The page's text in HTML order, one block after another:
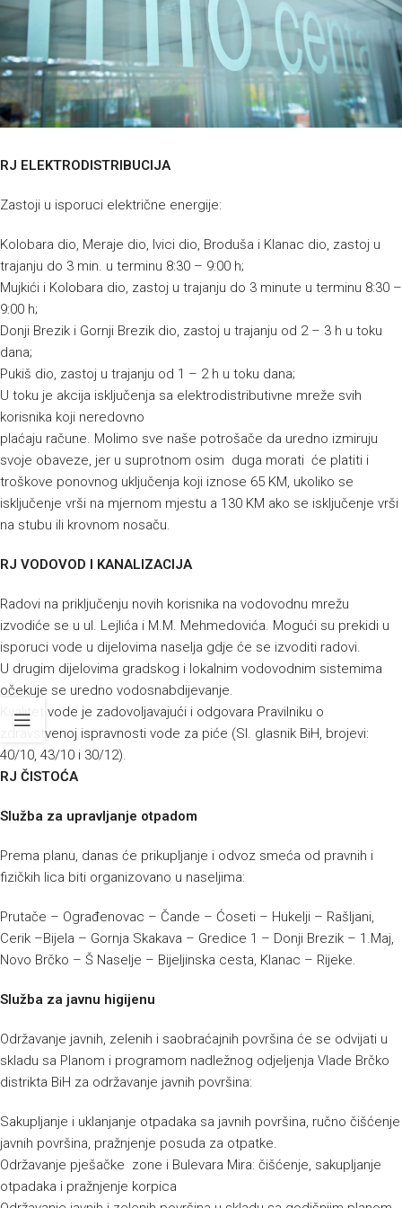
RJ ELEKTRODISTRIBUCIJA
Zastoji u isporuci električne energije:
Kolobara dio, Meraje dio, Ivici dio, Broduša i Klanac dio, zastoj u
trajanju do 3 min. u terminu 8:30 – 9:00 h;
Mujkići i Kolobara dio, zastoj u trajanju do 3 minute u terminu 8:30 –
9:00 h;
Donji Brezik i Gornji Brezik dio, zastoj u trajanju od 2 – 3 h u toku
dana;
Pukiš dio, zastoj u trajanju od 1 – 2 h u toku dana;
U toku je akcija isključenja sa elektrodistributivne mreže svih
korisnika koji neredovno
plaćaju račune. Molimo sve naše potrošače da uredno izmiruju
svoje obaveze, jer u suprotnom osim duga morati će platiti i
troškove ponovnog uključenja koji iznose 65 KM, ukoliko se
isključenje vrši na mjernom mjestu a 130 KM ako se isključenje vrši
na stubu ili krovnom nosaču.
RJ VODOVOD I KANALIZACIJA
Radovi na priključenju novih korisnika na vodovodnu mrežu
izvodiće se u ul. Lejlića i M.M. Mehmedovića. Mogući su prekidi u
isporuci vode u dijelovima naselja gdje će se izvoditi radovi.
U drugim dijelovima gradskog i lokalnim vodovodnim sistemima
očekuje se uredno vodosnabdijevanje.
Kvalitet vode je zadovoljavajući i odgovara Pravilniku o
zdravstvenoj ispravnosti vode za piće (Sl. glasnik BiH, brojevi:
40/10, 43/10 i 30/12).
RJ ČISTOĆA
Služba za upravljanje otpadom
Prema planu, danas će prikupljanje i odvoz smeća od pravnih i
fizičkih lica biti organizovano u naseljima:
Prutače – Ograđenovac – Čande – Ćoseti – Hukelji – Rašljani,
Cerik –Bijela – Gornja Skakava – Gredice 1 – Donji Brezik – 1.Maj,
Novo Brčko – Š Naselje – Bijeljinska cesta, Klanac – Rijeke.
Služba za javnu higijenu
Održavanje javnih, zelenih i saobraćajnih površina će se odvijati u
skladu sa Planom i programom nadležnog odjeljenja Vlade Brčko
distrikta BiH za održavanje javnih površina:
Sakupljanje i uklanjanje otpadaka sa javnih površina, ručno čišćenje
javnih površina, pražnjenje posuda za otpatke.
Održavanje pješačke zone i Bulevara Mira: čišćenje, sakupljanje
otpadaka i pražnjenje korpica